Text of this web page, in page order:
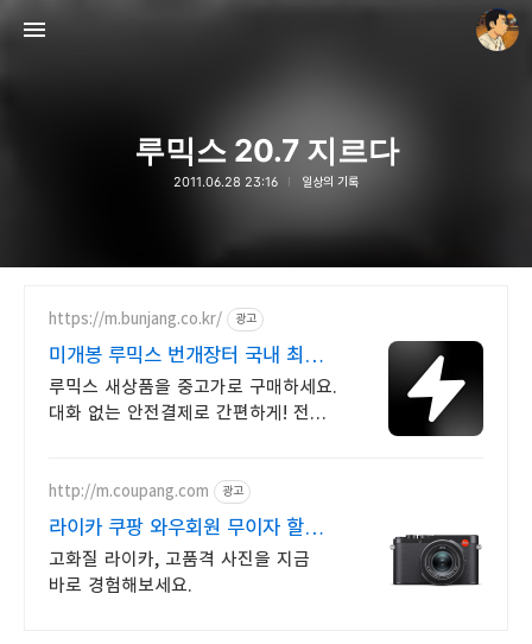
루믹스 20.7 지르다
2011.06.28 23:16 일상의 기록
https://m.bunjang.co.kr/ 광고
미개봉 루믹스 번개장터 국내 최대
브랜드 중고거래
루믹스 새상품을 중고가로 구매하세요.
대화 없는 안전결제로 간편하게! 전국
http://m.coupang.com 광고
라이카 쿠팡 와우회원 무이자 할부
혜택
고화질 라이카, 고품격 사진을 지금
바로 경험해보세요.
thebravepost.com